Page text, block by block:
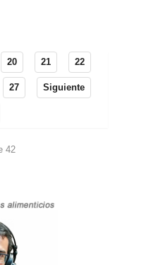
20 21 22
27 Siguiente
42